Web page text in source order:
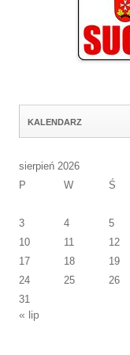
KALENDARZ
sierpień 2026
P
W Ś
3
4 5
10
11 12
17
18 19
24
25 26
31
« lip